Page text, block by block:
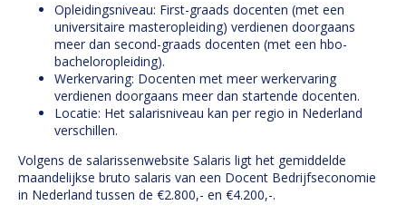
Opleidingsniveau: First-graads docenten (met een
universitaire masteropleiding) verdienen doorgaans
meer dan second-graads docenten (met een hbo-
bacheloropleiding).
Werkervaring: Docenten met meer werkervaring
verdienen doorgaans meer dan startende docenten.
Locatie: Het salarisniveau kan per regio in Nederland
verschillen.
Volgens de salarissenwebsite Salaris ligt het gemiddelde
maandelijkse bruto salaris van een Docent Bedrijfseconomie
in Nederland tussen de €2.800,- en €4.200,-.